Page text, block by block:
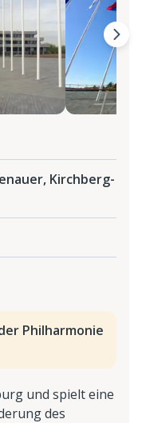
Kirchberg-
Philharmonie
und spielt eine
des